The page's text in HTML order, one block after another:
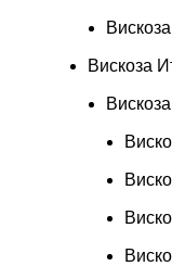
Вискоза